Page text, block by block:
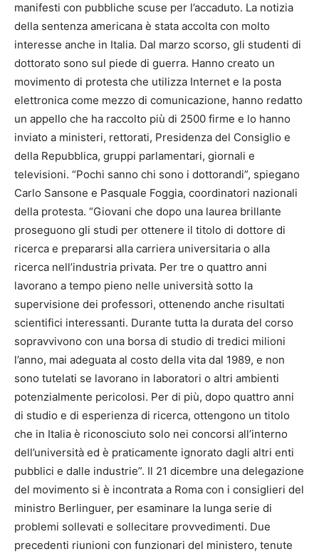
manifesti con pubbliche scuse per l’accaduto. La notizia
della sentenza americana è stata accolta con molto
interesse anche in Italia. Dal marzo scorso, gli studenti di
dottorato sono sul piede di guerra. Hanno creato un
movimento di protesta che utilizza Internet e la posta
elettronica come mezzo di comunicazione, hanno redatto
un appello che ha raccolto più di 2500 firme e lo hanno
inviato a ministeri, rettorati, Presidenza del Consiglio e
della Repubblica, gruppi parlamentari, giornali e
televisioni. “Pochi sanno chi sono i dottorandi”, spiegano
Carlo Sansone e Pasquale Foggia, coordinatori nazionali
della protesta. “Giovani che dopo una laurea brillante
proseguono gli studi per ottenere il titolo di dottore di
ricerca e prepararsi alla carriera universitaria o alla
ricerca nell’industria privata. Per tre o quattro anni
lavorano a tempo pieno nelle università sotto la
supervisione dei professori, ottenendo anche risultati
scientifici interessanti. Durante tutta la durata del corso
sopravvivono con una borsa di studio di tredici milioni
l’anno, mai adeguata al costo della vita dal 1989, e non
sono tutelati se lavorano in laboratori o altri ambienti
potenzialmente pericolosi. Per di più, dopo quattro anni
di studio e di esperienza di ricerca, ottengono un titolo
che in Italia è riconosciuto solo nei concorsi all’interno
dell’università ed è praticamente ignorato dagli altri enti
pubblici e dalle industrie”. Il 21 dicembre una delegazione
del movimento si è incontrata a Roma con i consiglieri del
ministro Berlinguer, per esaminare la lunga serie di
problemi sollevati e sollecitare provvedimenti. Due
precedenti riunioni con funzionari del ministero, tenute